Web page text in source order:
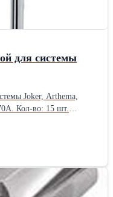
для системы
Joker, Arthema,
Кол-во: 15 шт.
наличии в
Group, Италия.